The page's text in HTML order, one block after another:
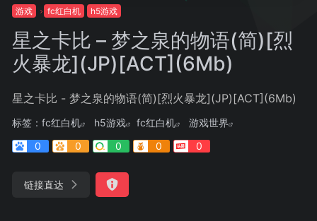
游戏 fc红白机 h5游戏
星之卡比 – 梦之泉的物语(简)[烈
火暴龙](JP)[ACT](6Mb)
星之卡比 - 梦之泉的物语(简)[烈火暴龙](JP)[ACT](6Mb)
标签： fc红白机 h5游戏 fc红白机
游戏世界
0
0 0 0 0
链接直达